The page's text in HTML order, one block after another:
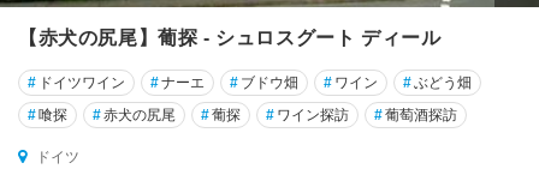
州
ハ
イ
【赤犬の尻尾】葡探 - シュロスグート ディール
# ドイツワイン #ナーエ # ブドウ畑 # ワイン #ぶどう畑
#喰探 #赤犬の尻尾 #葡探 # ワイン探訪 #葡萄酒探訪
ドイツ